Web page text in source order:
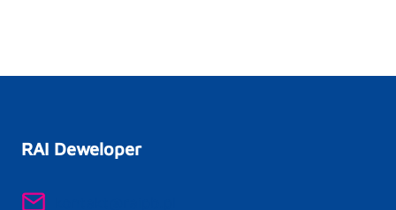
RAI Deweloper